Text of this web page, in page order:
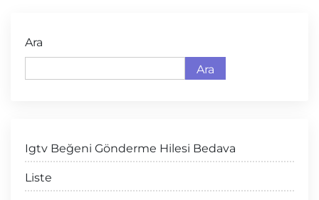
Ara
Ara
Igtv Beğeni Gönderme Hilesi Bedava
Liste